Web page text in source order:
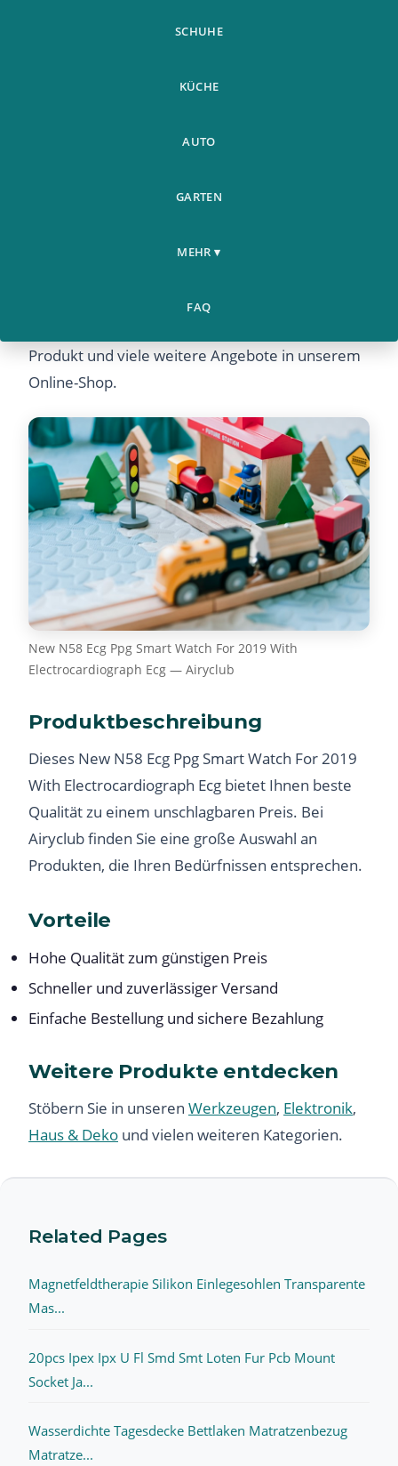
SCHUHE
KÜCHE
AUTO
GARTEN
MEHR ▾
FAQ
Electrocardiograph Ecg - Jetzt günstig online
Produkt und viele weitere Angebote in unserem
Online-Shop.
New N58 Ecg Ppg Smart Watch For 2019 With
Electrocardiograph Ecg — Airyclub
Produktbeschreibung
Dieses New N58 Ecg Ppg Smart Watch For 2019
With Electrocardiograph Ecg bietet Ihnen beste
Qualität zu einem unschlagbaren Preis. Bei
Airyclub finden Sie eine große Auswahl an
Produkten, die Ihren Bedürfnissen entsprechen.
Vorteile
Hohe Qualität zum günstigen Preis
Schneller und zuverlässiger Versand
Einfache Bestellung und sichere Bezahlung
Weitere Produkte entdecken
Stöbern Sie in unseren Werkzeugen, Elektronik,
Haus & Deko und vielen weiteren Kategorien.
Related Pages
Magnetfeldtherapie Silikon Einlegesohlen Transparente
Mas...
20pcs Ipex Ipx U Fl Smd Smt Loten Fur Pcb Mount
Socket Ja...
Wasserdichte Tagesdecke Bettlaken Matratzenbezug
Matratze...